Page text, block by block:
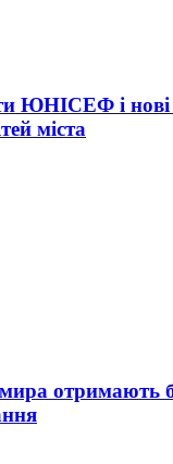
ЮНІСЕФ і
міста
отримають